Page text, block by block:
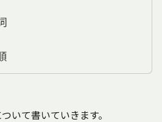
いて書いていきます。